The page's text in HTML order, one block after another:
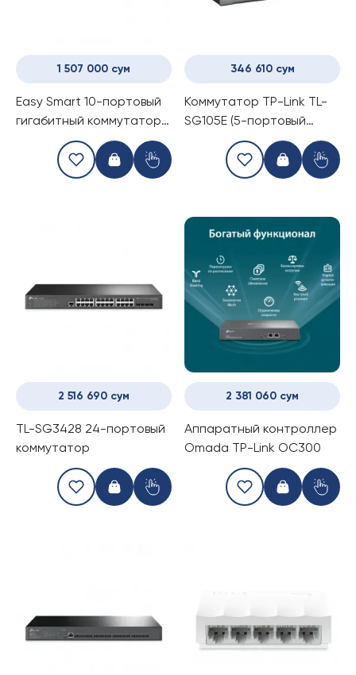
1 507 000 сум
Easy Smart 10-портовый
гигабитный коммутатор с
8 портами PoE TP-Link TL-
SG1210MPE
346 610 сум
Коммутатор TP-Link TL-
SG105E (5-портовый
2 516 690 сум
TL-SG3428 24-портовый
коммутатор
2 381 060 сум
Аппаратный контроллер
Omada TP-Link OC300